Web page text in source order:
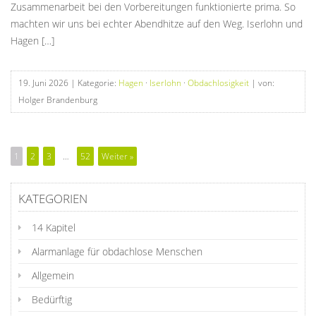
Zusammenarbeit bei den Vorbereitungen funktionierte prima. So
machten wir uns bei echter Abendhitze auf den Weg. Iserlohn und
Hagen […]
19. Juni 2026 | Kategorie: Hagen · Iserlohn · Obdachlosigkeit | von:
Holger Brandenburg
1 2 3 … 52 Weiter »
KATEGORIEN
14 Kapitel
Alarmanlage für obdachlose Menschen
Allgemein
Bedürftig